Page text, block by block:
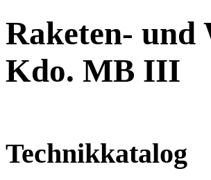
Raketen- und
Kdo. MB III
Technikkatalog